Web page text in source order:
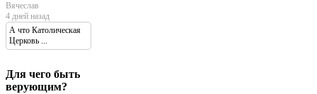
Вячеслав
4 дней назад
А что Католическая
Церковь ...
Для чего быть
верующим?